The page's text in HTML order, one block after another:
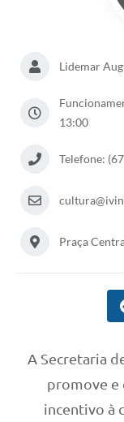
Lidemar
13:00
Telefone:
Praça
A Secretaria
promove e
incentivo à